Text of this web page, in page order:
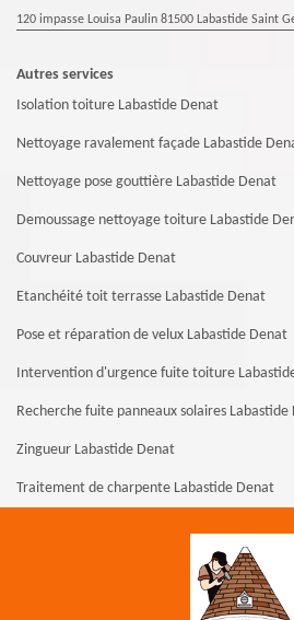
120 impasse Louisa Paulin 81500 Labastide Saint
Autres services
Isolation toiture Labastide Denat
Nettoyage ravalement façade Labastide
Nettoyage pose gouttière Labastide Denat
Demoussage nettoyage toiture Labastide
Couvreur Labastide Denat
Etanchéité toit terrasse Labastide Denat
Pose et réparation de velux Labastide Denat
Intervention d'urgence fuite toiture
Recherche fuite panneaux solaires Labastide
Zingueur Labastide Denat
Traitement de charpente Labastide Denat